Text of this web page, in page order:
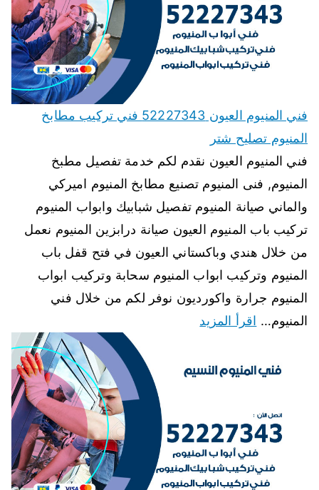
فني المنيوم العيون 52227343 فني تركيب مطابخ
المنيوم تصليح شتر
فني المنيوم العيون نقدم لكم خدمة تفصيل مطبخ
المنيوم, فنى المنيوم تصنيع مطابخ المنيوم اميركي
والماني صيانة المنيوم تفصيل شبابيك وابواب المنيوم
تركيب باب المنيوم العيون صيانة درابزين المنيوم نعمل
من خلال هندي وباكستاني العيون في فتح قفل باب
المنيوم وتركيب ابواب المنيوم سحابة وتركيب ابواب
المنيوم جرارة واكورديون نوفر لكم من خلال فني
المنيوم… اقرأ المزيد